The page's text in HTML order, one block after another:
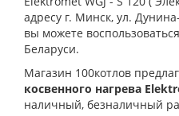
адресу г. Минск, ул.
вы можете
Беларуси.
Магазин 100котлов
косвенного нагрева
наличный, безналичный